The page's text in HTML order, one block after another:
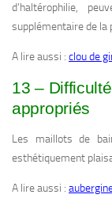
d’haltérophilie,
supplémentaire de la
A lire aussi : clou de
13 –
appropriés
Les maillots de
esthétiquement
A lire aussi :